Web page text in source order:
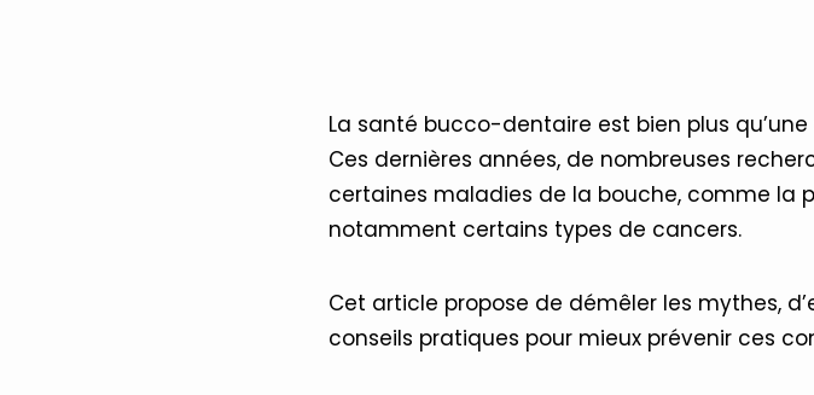
La santé bucco-dentaire est bien plus
Ces dernières années, de nombreuses
certaines maladies de la bouche, comme la
notamment certains types de cancers.
Cet article propose de démêler les mythes,
conseils pratiques pour mieux prévenir ces